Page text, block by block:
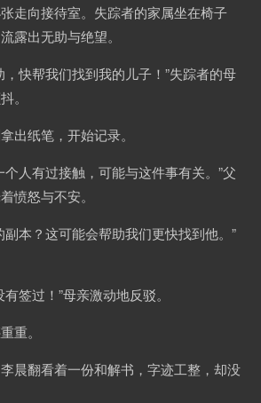
走向接待室。失踪者的家属坐在椅子
露出无助与绝望。
，快帮我们找到我的儿子！”失踪者的母
。
出纸笔，开始记录。
人有过接触，可能与这件事有关。”父
愤怒与不安。
副本？这可能会帮助我们更快找到他。”
签过！”母亲激动地反驳。
重。
晨翻看着一份和解书，字迹工整，却没